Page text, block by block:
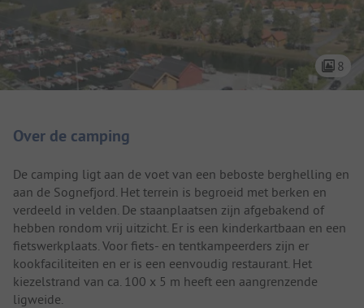
8
Over de camping
De camping ligt aan de voet van een beboste berghelling en
aan de Sognefjord. Het terrein is begroeid met berken en
verdeeld in velden. De staanplaatsen zijn afgebakend of
hebben rondom vrij uitzicht. Er is een kinderkartbaan en een
fietswerkplaats. Voor fiets- en tentkampeerders zijn er
kookfaciliteiten en er is een eenvoudig restaurant. Het
kiezelstrand van ca. 100 x 5 m heeft een aangrenzende
ligweide.